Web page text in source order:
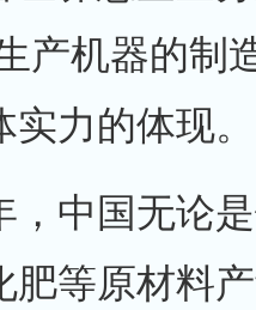
产机器的制
力的体现。
中国无论是
肥等原材料